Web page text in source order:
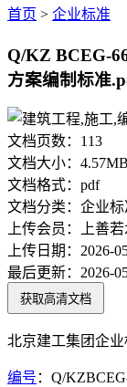
首页 > 企业标准
Q/KZ BCEG-
方案编制标准
文档页数： 113
文档大小： 4.57MB
文档格式： pdf
文档分类： 企业标
上传会员： 上善
上传日期： 2026-
最后更新： 2026-
获取高清文档
北京建工集团企业
编号 ：Q/